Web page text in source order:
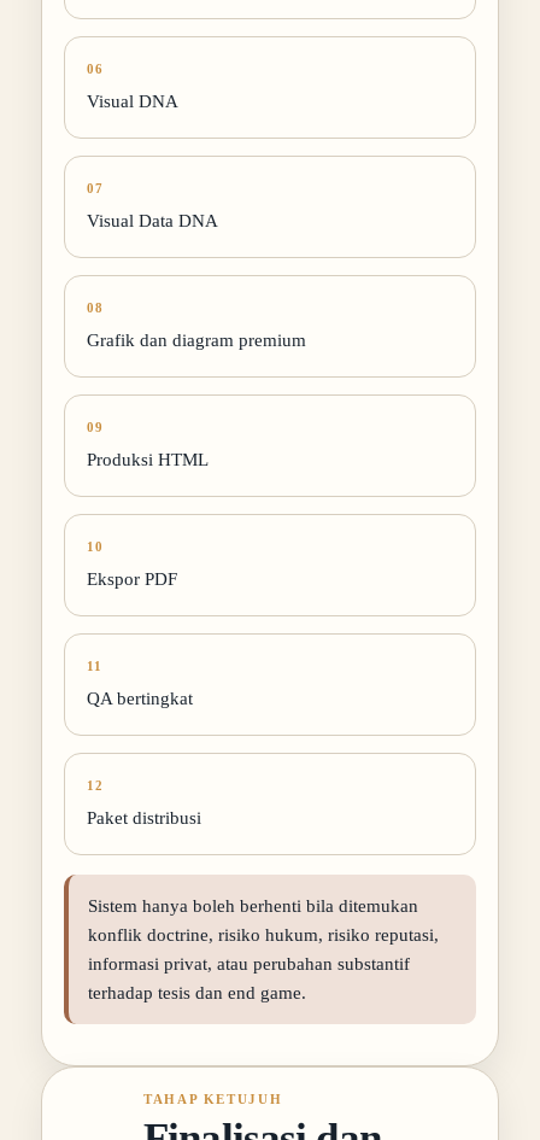
06
Visual DNA
07
Visual Data DNA
08
Grafik dan diagram premium
09
Produksi HTML
10
Ekspor PDF
11
QA bertingkat
12
Paket distribusi
Sistem hanya boleh berhenti bila ditemukan
konflik doctrine, risiko hukum, risiko reputasi,
informasi privat, atau perubahan substantif
terhadap tesis dan end game.
TAHAP KETUJUH